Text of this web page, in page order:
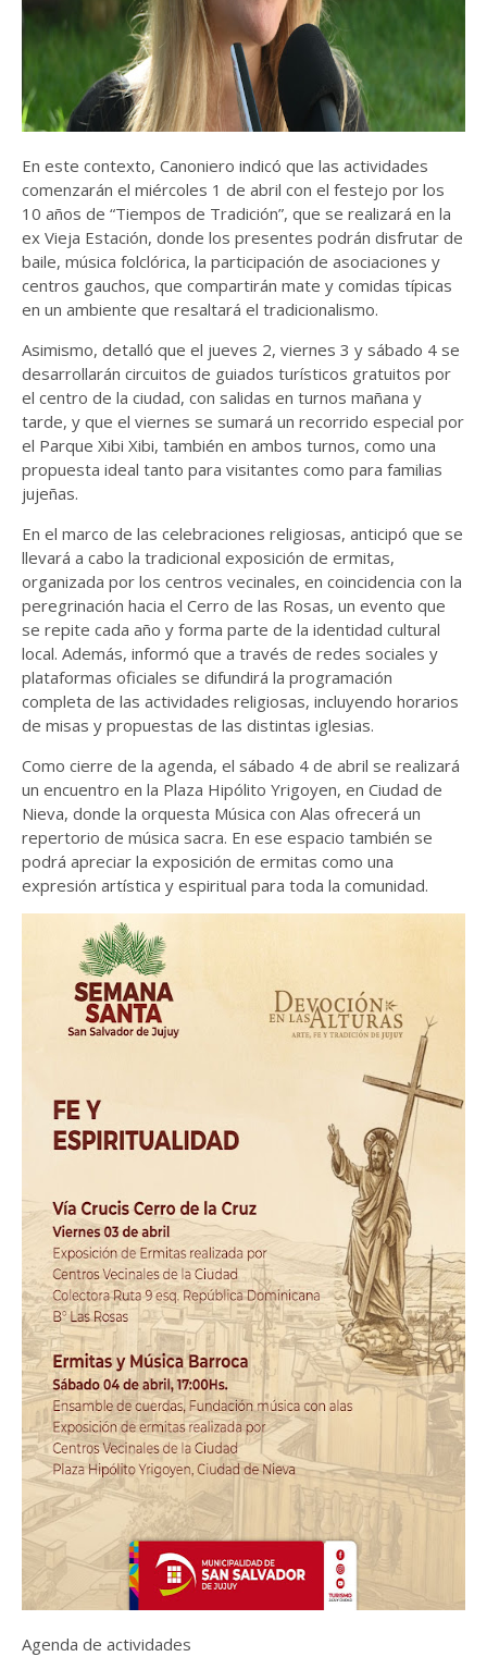
En este contexto, Canoniero indicó que las actividades
comenzarán el miércoles 1 de abril con el festejo por los
10 años de “Tiempos de Tradición”, que se realizará en la
ex Vieja Estación, donde los presentes podrán disfrutar de
baile, música folclórica, la participación de asociaciones y
centros gauchos, que compartirán mate y comidas típicas
en un ambiente que resaltará el tradicionalismo.
Asimismo, detalló que el jueves 2, viernes 3 y sábado 4 se
desarrollarán circuitos de guiados turísticos gratuitos por
el centro de la ciudad, con salidas en turnos mañana y
tarde, y que el viernes se sumará un recorrido especial por
el Parque Xibi Xibi, también en ambos turnos, como una
propuesta ideal tanto para visitantes como para familias
jujeñas.
En el marco de las celebraciones religiosas, anticipó que se
llevará a cabo la tradicional exposición de ermitas,
organizada por los centros vecinales, en coincidencia con la
peregrinación hacia el Cerro de las Rosas, un evento que
se repite cada año y forma parte de la identidad cultural
local. Además, informó que a través de redes sociales y
plataformas oficiales se difundirá la programación
completa de las actividades religiosas, incluyendo horarios
de misas y propuestas de las distintas iglesias.
Como cierre de la agenda, el sábado 4 de abril se realizará
un encuentro en la Plaza Hipólito Yrigoyen, en Ciudad de
Nieva, donde la orquesta Música con Alas ofrecerá un
repertorio de música sacra. En ese espacio también se
podrá apreciar la exposición de ermitas como una
expresión artística y espiritual para toda la comunidad.
Agenda de actividades